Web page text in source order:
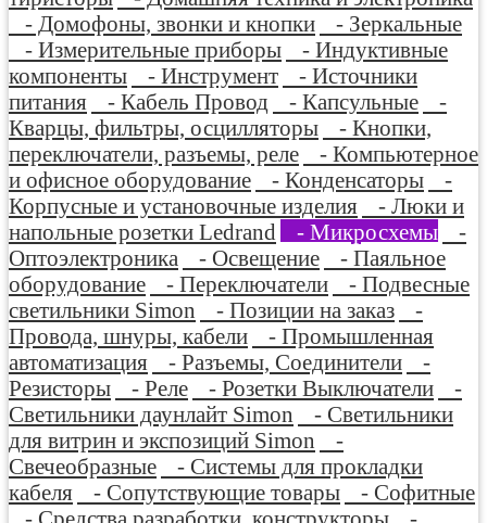
- Домофоны, звонки и кнопки
- Зеркальные
- Измерительные приборы
- Индуктивные
компоненты
- Инструмент
- Источники
питания
- Кабель Провод - Капсульные
-
Кварцы, фильтры, осцилляторы
- Кнопки,
переключатели, разъемы, реле
- Компьютерное
и офисное оборудование
- Конденсаторы
-
Корпусные и установочные изделия
- Люки и
напольные розетки Ledrand
- Микросхемы
-
Оптоэлектроника
- Освещение
- Паяльное
оборудование
- Переключатели
- Подвесные
светильники Simon
- Позиции на заказ
-
Провода, шнуры, кабели
- Промышленная
автоматизация
- Разъемы, Соединители
-
Резисторы
- Реле - Розетки Выключатели
-
Светильники даунлайт Simon
- Светильники
для витрин и экспозиций Simon
-
Свечеобразные
- Системы для прокладки
кабеля
- Сопутствующие товары
- Софитные
- Средства разработки, конструкторы
-